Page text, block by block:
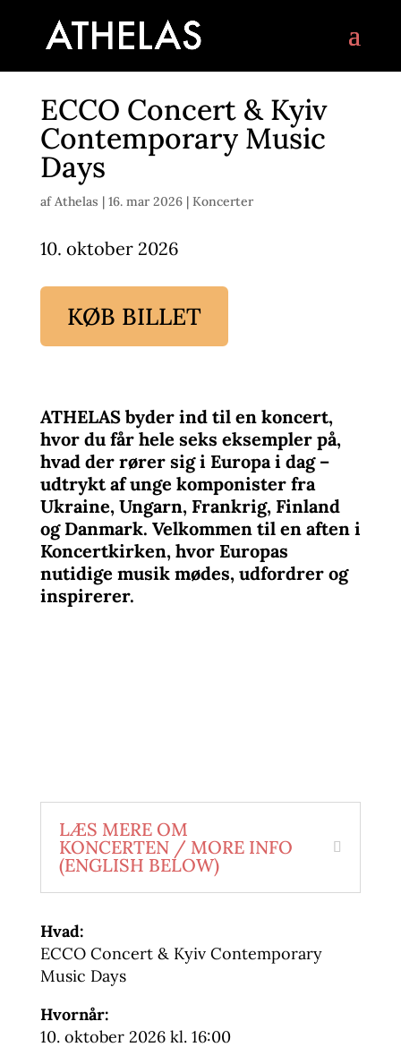
ECCO Concert & Kyiv
Contemporary Music
Days
afAthelas | 16. mar 2026| Koncerter
10. oktober 2026
KØB BILLET
ATHELAS byder ind til en koncert,
hvor du får hele seks eksempler på,
hvad der rører sig i Europa i dag –
udtrykt af unge komponister fra
Ukraine, Ungarn, Frankrig, Finland
og Danmark. Velkommen til en aften i
Koncertkirken, hvor Europas
nutidige musik mødes, udfordrer og
inspirerer.
LÆS MERE OM
KONCERTEN / MORE INFO
(ENGLISH BELOW)
Hvad:
ECCO Concert & Kyiv Contemporary
Music Days
Hvornår:
10. oktober 2026 kl. 16:00